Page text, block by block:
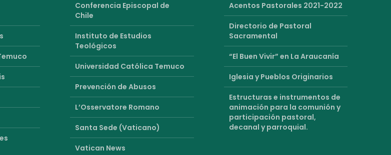
Conferencia Episcopal de
Chile
Instituto de Estudios
Teológicos
Universidad Católica Temuco
Prevención de Abusos
L’Osservatore Romano
Santa Sede (Vaticano)
Vatican News
Acentos Pastorales 2021-2022
Directorio de Pastoral
Sacramental
“El Buen Vivir” en La Araucanía
Iglesia y Pueblos Originarios
Estructuras e instrumentos de
animación para la comunión y
participación pastoral,
decanal y parroquial.